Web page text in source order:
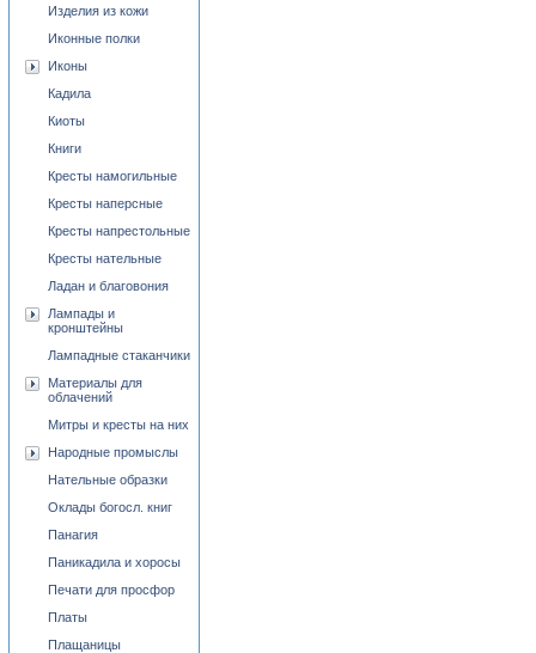
Изделия из кожи
Иконные полки
Иконы
Кадила
Киоты
Книги
Кресты намогильные
Кресты наперсные
Кресты напрестольные
Кресты нательные
Ладан и благовония
Лампады и
кронштейны
Лампадные стаканчики
Материалы для
облачений
Митры и кресты на них
Народные промыслы
Нательные образки
Оклады богосл. книг
Панагия
Паникадила и хоросы
Печати для просфор
Платы
Плащаницы